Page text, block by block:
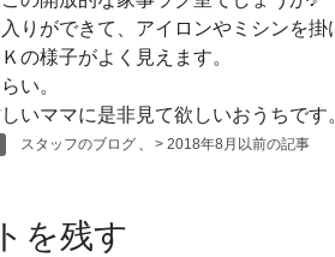
りができて、アイロンやミシンを掛
の様子がよく見えます。
い。
いママに是非見て欲しいおうちです
スタッフのブログ 、 > 2018年8月以前の記事
を残す